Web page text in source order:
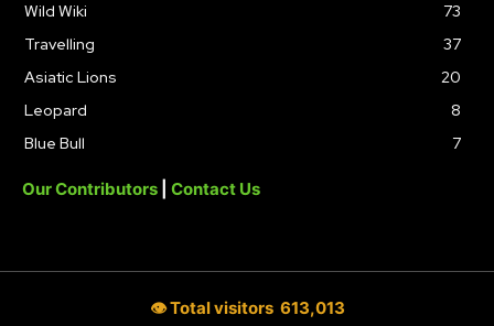
Wild Wiki
73
Travelling
37
Asiatic Lions
20
Leopard
8
Blue Bull
7
Our Contributors Contact Us
👁 Total visitors 613,013